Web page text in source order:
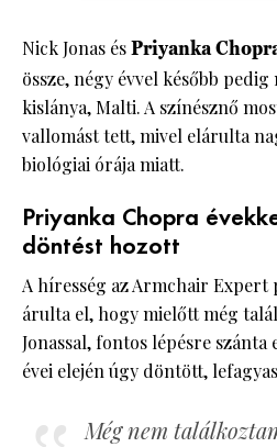
Nick Jonas ésPriyanka
össze, négy évvel később
kislánya, Malti. A színésznő
vallomást tett, mivel elárulta
biológiai órája miatt.
Priyanka Chopra
döntést hozott
A híresség az Armchair Expert
árulta el, hogy mielőtt még
Jonassal, fontos lépésre szánta
évei elején úgy döntött,
Még nem